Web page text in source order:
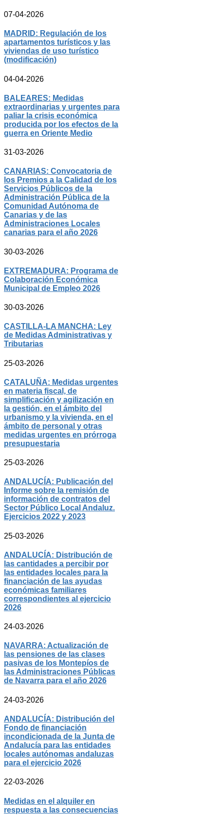
07-04-2026
MADRID: Regulación de los
apartamentos turísticos y las
viviendas de uso turístico
(modificación)
04-04-2026
BALEARES: Medidas
extraordinarias y urgentes para
paliar la crisis económica
producida por los efectos de la
guerra en Oriente Medio
31-03-2026
CANARIAS: Convocatoria de
los Premios a la Calidad de los
Servicios Públicos de la
Administración Pública de la
Comunidad Autónoma de
Canarias y de las
Administraciones Locales
canarias para el año 2026
30-03-2026
EXTREMADURA: Programa de
Colaboración Económica
Municipal de Empleo 2026
30-03-2026
CASTILLA-LA MANCHA: Ley
de Medidas Administrativas y
Tributarias
25-03-2026
CATALUÑA: Medidas urgentes
en materia fiscal, de
simplificación y agilización en
la gestión, en el ámbito del
urbanismo y la vivienda, en el
ámbito de personal y otras
medidas urgentes en prórroga
presupuestaria
25-03-2026
ANDALUCÍA: Publicación del
Informe sobre la remisión de
información de contratos del
Sector Público Local Andaluz.
Ejercicios 2022 y 2023
25-03-2026
ANDALUCÍA: Distribución de
las cantidades a percibir por
las entidades locales para la
financiación de las ayudas
económicas familiares
correspondientes al ejercicio
2026
24-03-2026
NAVARRA: Actualización de
las pensiones de las clases
pasivas de los Montepíos de
las Administraciones Públicas
de Navarra para el año 2026
24-03-2026
ANDALUCÍA: Distribución del
Fondo de financiación
incondicionada de la Junta de
Andalucía para las entidades
locales autónomas andaluzas
para el ejercicio 2026
22-03-2026
Medidas en el alquiler en
respuesta a las consecuencias